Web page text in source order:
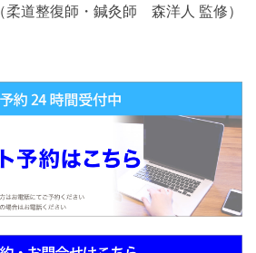
（柔道整復師・鍼灸師 森洋人 監修）